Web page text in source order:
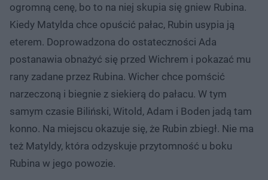
ogromną cenę, bo to na niej skupia się gniew Rubina.
Kiedy Matylda chce opuścić pałac, Rubin usypia ją
eterem. Doprowadzona do ostateczności Ada
postanawia obnażyć się przed Wichrem i pokazać mu
rany zadane przez Rubina. Wicher chce pomścić
narzeczoną i biegnie z siekierą do pałacu. W tym
samym czasie Biliński, Witold, Adam i Boden jadą tam
konno. Na miejscu okazuje się, że Rubin zbiegł. Nie ma
też Matyldy, która odzyskuje przytomność u boku
Rubina w jego powozie.